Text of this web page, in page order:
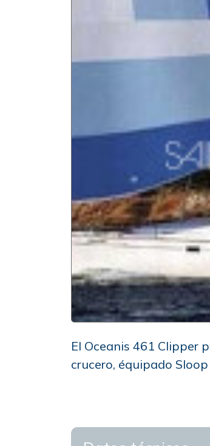
El Oceanis 461 Clipper
crucero, équipado Sloop